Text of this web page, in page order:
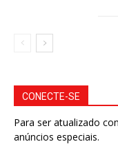
CONECTE-SE
Para ser atualizado
anúncios especiais.